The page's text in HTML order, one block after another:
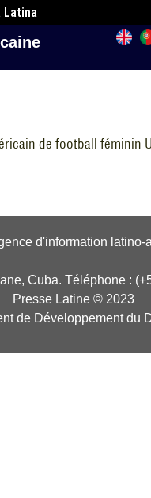
Latina
de football féminin
d'information latino-
Cuba. Téléphone :
Presse Latine © 2023
de Développement du